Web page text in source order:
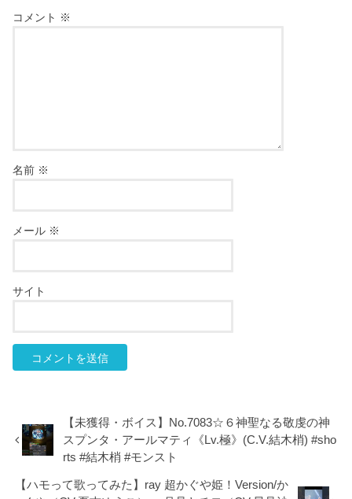
コメント ※
名前 ※
メール ※
サイト
【未獲得・ボイス】No.7083☆６神聖なる敬虔の神
スプンタ・アールマティ《Lv.極》(C.V.結木梢) #sho
rts #結木梢 #モンスト
【ハモって歌ってみた】ray 超かぐや姫！Version/か